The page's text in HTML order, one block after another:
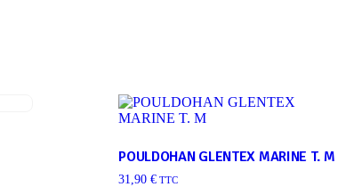
POULDOHAN GLENTEX MARINE T. M
31,90€ TTC